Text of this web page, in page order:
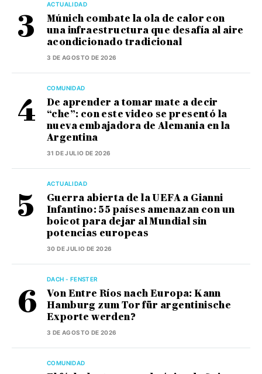
ACTUALIDAD
Múnich combate la ola de calor con
una infraestructura que desafía al aire
acondicionado tradicional
3 DE AGOSTO DE 2026
COMUNIDAD
De aprender a tomar mate a decir
“che”: con este video se presentó la
nueva embajadora de Alemania en la
Argentina
31 DE JULIO DE 2026
ACTUALIDAD
Guerra abierta de la UEFA a Gianni
Infantino: 55 países amenazan con un
boicot para dejar al Mundial sin
potencias europeas
30 DE JULIO DE 2026
DACH - FENSTER
Von Entre Ríos nach Europa: Kann
Hamburg zum Tor für argentinische
Exporte werden?
3 DE AGOSTO DE 2026
COMUNIDAD